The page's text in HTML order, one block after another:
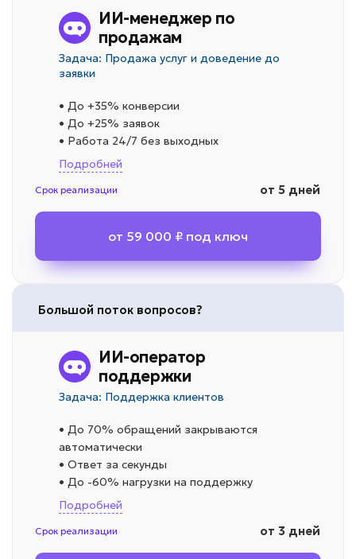
ИИ-менеджер по
продажам
Задача: Продажа услуг и доведение до
заявки
• До +35% конверсии
• До +25% заявок
• Работа 24/7 без выходных
Подробней
Срок реализации от 5 дней
от 59 000 ₽ под ключ
Большой поток вопросов?
ИИ-оператор
поддержки
Задача: Поддержка клиентов
• До 70% обращений закрываются
автоматически
• Ответ за секунды
• До -60% нагрузки на поддержку
Подробней
Срок реализации от 3 дней